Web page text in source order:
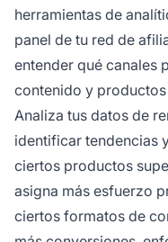
herramientas de
panel de tu red de
entender qué canales
contenido y
Analiza tus datos de
identificar tendencias
ciertos productos
asigna más esfuerzo
ciertos formatos de